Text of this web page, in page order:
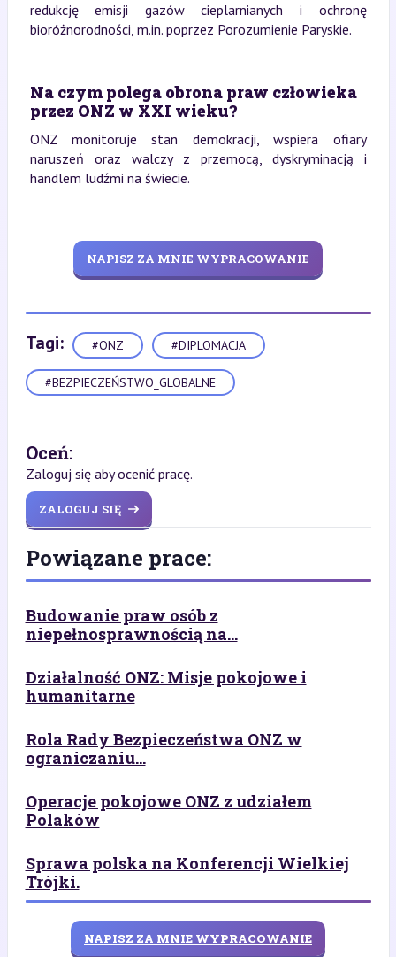
redukcję emisji gazów cieplarnianych i ochronę
bioróżnorodności, m.in. poprzez Porozumienie Paryskie.
Na czym polega obrona praw człowieka
przez ONZ w XXI wieku?
ONZ monitoruje stan demokracji, wspiera ofiary
naruszeń oraz walczy z przemocą, dyskryminacją i
handlem ludźmi na świecie.
NAPISZ ZA MNIE WYPRACOWANIE
Tagi: #ONZ #DIPLOMACJA
#BEZPIECZEŃSTWO_GLOBALNE
Oceń:
Zaloguj się aby ocenić pracę.
ZALOGUJ SIĘ
Powiązane prace:
Budowanie praw osób z
niepełnosprawnością na...
Działalność ONZ: Misje pokojowe i
humanitarne
Rola Rady Bezpieczeństwa ONZ w
ograniczaniu...
Operacje pokojowe ONZ z udziałem
Polaków
Sprawa polska na Konferencji Wielkiej
Trójki.
NAPISZ ZA MNIE WYPRACOWANIE